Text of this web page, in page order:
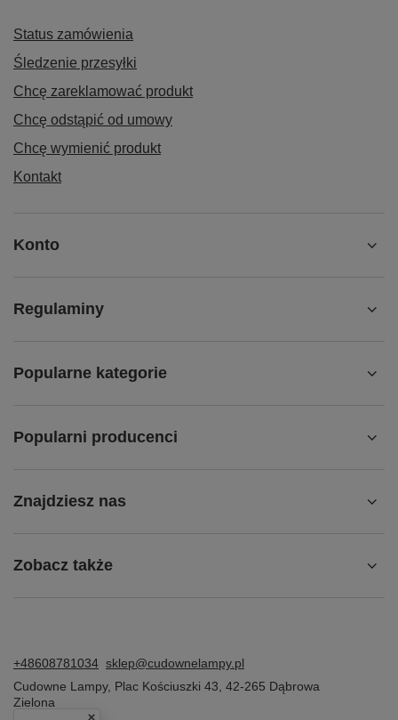
Status zamówienia
Śledzenie przesyłki
Chcę zareklamować produkt
Chcę odstąpić od umowy
Chcę wymienić produkt
Kontakt
Konto
Regulaminy
Popularne kategorie
Popularni producenci
Znajdziesz nas
Zobacz także
+48608781034 sklep@cudownelampy.pl
Cudowne Lampy, Plac Kościuszki 43 42-265 Dąbrowa
Zielona